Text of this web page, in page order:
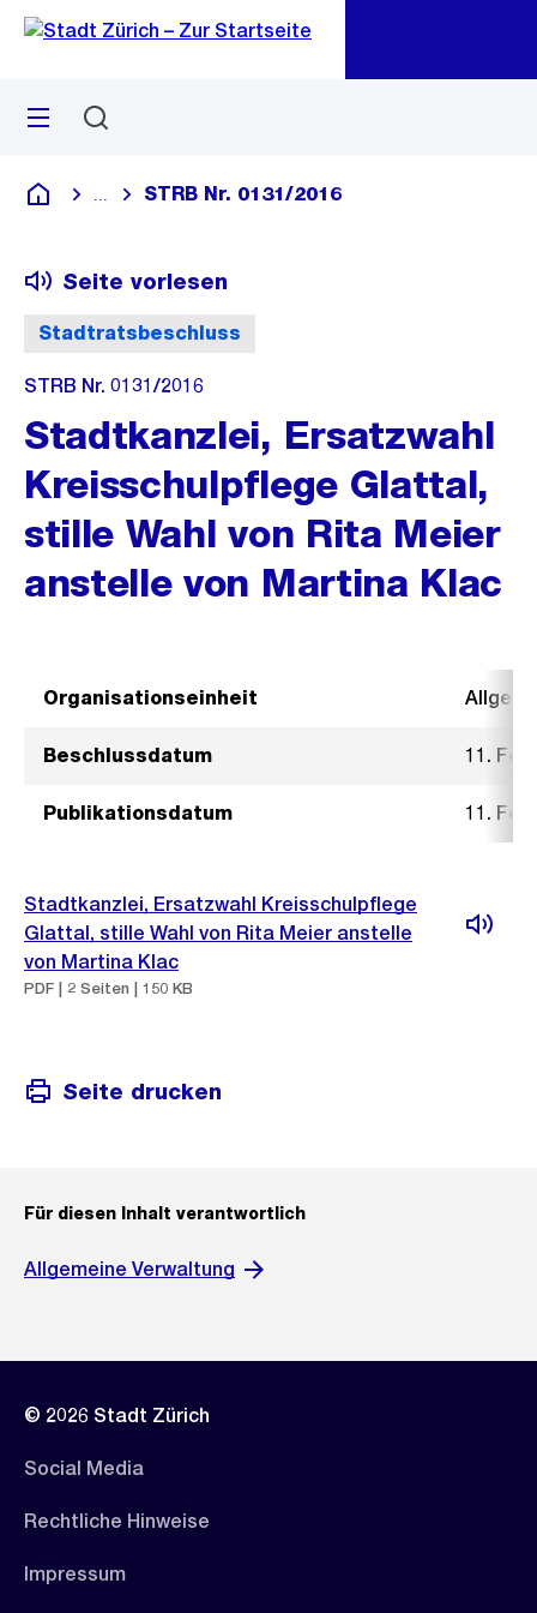
Navigation
Sprunglink
Menü
Deutsch
Blende alle Breadcrumbs ein
STRB Nr. 0131/2016
Stadtratsbeschluss
Seite vorlesen
STRB Nr. 0131/2016
Stadtkanzlei, Ersatzwahl
Kreisschulpflege Glattal,
stille Wahl von Rita Meier
anstelle von Martina Klac
Organisationseinheit
Beschlussdatum 11.
Publikationsdatum 11.
Stadtkanzlei, Ersatzwahl Kreisschulpflege
Glattal, stille Wahl von Rita Meier anstelle
von Martina Klac
PDF | 2 Seiten | 150 KB
Seite drucken
Für diesen Inhalt verantwortlich
Allgemeine Verwaltung
© 2026 Stadt Zürich
Social Media
Rechtliche Hinweise
Impressum